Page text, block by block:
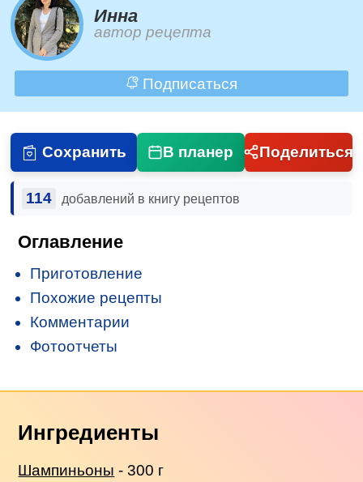
Инна
автор рецепта
Подписаться
Сохранить В планер Поделиться
114 добавлений в книгу рецептов
Оглавление
Приготовление
Похожие рецепты
Комментарии
Фотоотчеты
Ингредиенты
Шампиньоны - 300 г